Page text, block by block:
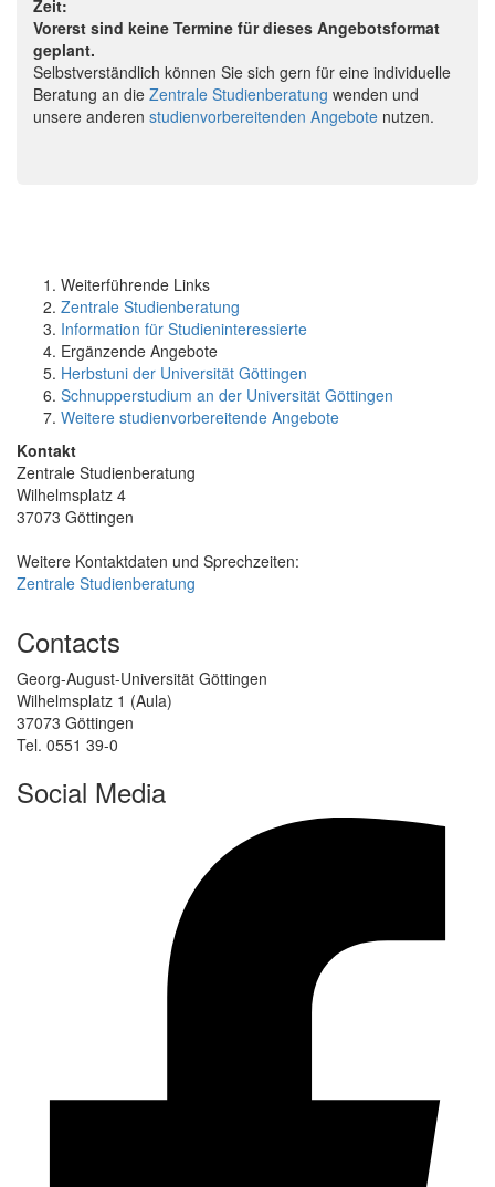
Zeit:
Vorerst sind keine Termine für dieses Angebotsformat
geplant.
Selbstverständlich können Sie sich gern für eine individuelle
Beratung an die Zentrale Studienberatung wenden und
unsere anderen studienvorbereitenden Angebote nutzen.
Weiterführende Links
Zentrale Studienberatung
Information für Studieninteressierte
Ergänzende Angebote
Herbstuni der Universität Göttingen
Schnupperstudium an der Universität Göttingen
Weitere studienvorbereitende Angebote
Kontakt
Zentrale Studienberatung
Wilhelmsplatz 4
37073 Göttingen
Weitere Kontaktdaten und Sprechzeiten:
Zentrale Studienberatung
Contacts
Georg-August-Universität Göttingen
Wilhelmsplatz 1 (Aula)
37073 Göttingen
Tel. 0551 39-0
Social Media